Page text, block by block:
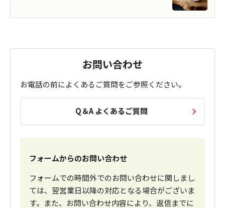
お問い合わせ
お電話の前によくあるご質問をご参照ください。
Q＆A よくあるご質問
フォームからのお問い合わせ
フォームでの時間外でのお問い合わせに関しまし
ては、翌営業日以降の対応となる場合がございま
す。また、お問い合わせ内容により、返信までに